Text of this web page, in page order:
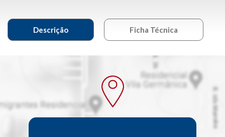
Descrição Ficha Técnica